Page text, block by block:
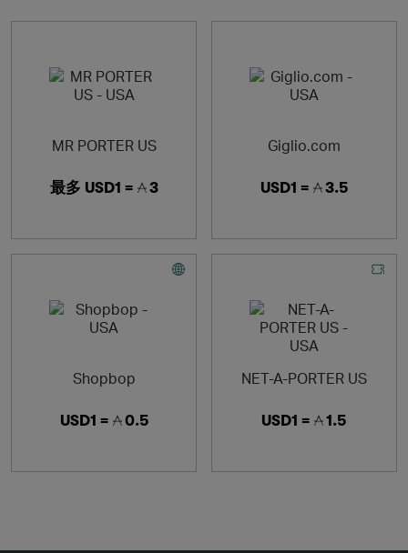
MR PORTER US
最多 USD1 = 3
Giglio.com
USD1 = 3.5
Shopbop
USD1 = 0.5
NET-A-PORTER US
USD1 = 1.5